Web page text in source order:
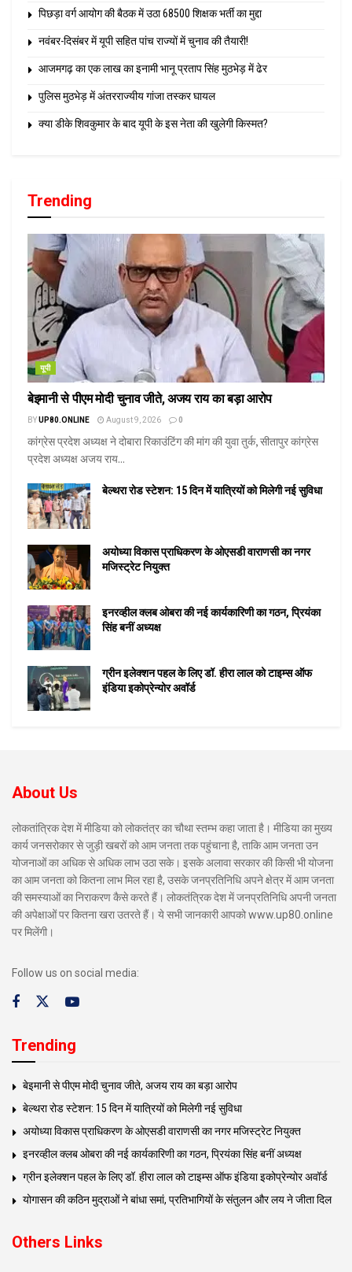
पिछड़ा वर्ग आयोग की बैठक में उठा 68500 शिक्षक भर्ती का मुद्दा
नवंबर-दिसंबर में यूपी सहित पांच राज्यों में चुनाव की तैयारी!
आजमगढ़ का एक लाख का इनामी भानू प्रताप सिंह मुठभेड़ में ढेर
पुलिस मुठभेड़ में अंतरराज्यीय गांजा तस्कर घायल
क्या डीके शिवकुमार के बाद यूपी के इस नेता की खुलेगी किस्मत?
Trending
यूपी
बेइमानी से पीएम मोदी चुनाव जीते, अजय राय का बड़ा आरोप
BYUP80.ONLINE August 9, 2026 0
कांग्रेस प्रदेश अध्यक्ष ने दोबारा रिकाउंटिंग की मांग की युवा तुर्क, सीतापुर कांग्रेस
प्रदेश अध्यक्ष अजय राय...
बेल्थरा रोड स्टेशन: 15 दिन में यात्रियों को मिलेगी नई सुविधा
अयोध्या विकास प्राधिकरण के ओएसडी वाराणसी का नगर
मजिस्ट्रेट नियुक्त
इनरव्हील क्लब ओबरा की नई कार्यकारिणी का गठन, प्रियंका
सिंह बनीं अध्यक्ष
ग्रीन इलेक्शन पहल के लिए डॉ. हीरा लाल को टाइम्स ऑफ
इंडिया इकोप्रेन्योर अवॉर्ड
About Us
लोकतांत्रिक देश में मीडिया को लोकतंत्र का चौथा स्तम्भ कहा जाता है। मीडिया का मुख्य
कार्य जनसरोकार से जुड़ी खबरों को आम जनता तक पहुंचाना है, ताकि आम जनता उन
योजनाओं का अधिक से अधिक लाभ उठा सके। इसके अलावा सरकार की किसी भी योजना
का आम जनता को कितना लाभ मिल रहा है, उसके जनप्रतिनिधि अपने क्षेत्र में आम जनता
की समस्याओं का निराकरण कैसे करते हैं। लोकतंत्रिक देश में जनप्रतिनिधि अपनी जनता
की अपेक्षाओं पर कितना खरा उतरते हैं। ये सभी जानकारी आपको www.up80.online
पर मिलेंगी।
Follow us on social media:
Trending
बेइमानी से पीएम मोदी चुनाव जीते, अजय राय का बड़ा आरोप
बेल्थरा रोड स्टेशन: 15 दिन में यात्रियों को मिलेगी नई सुविधा
अयोध्या विकास प्राधिकरण के ओएसडी वाराणसी का नगर मजिस्ट्रेट नियुक्त
इनरव्हील क्लब ओबरा की नई कार्यकारिणी का गठन, प्रियंका सिंह बनीं अध्यक्ष
ग्रीन इलेक्शन पहल के लिए डॉ. हीरा लाल को टाइम्स ऑफ इंडिया इकोप्रेन्योर अवॉर्ड
योगासन की कठिन मुद्राओं ने बांधा समां, प्रतिभागियों के संतुलन और लय ने जीता दिल
Others Links